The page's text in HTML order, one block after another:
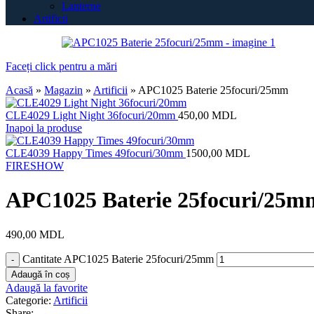
Lanterne
Artificii
Faceți click pentru a mări
Acasă » Magazin » Artificii » APC1025 Baterie 25focuri/25mm
CLE4029 Light Night 36focuri/20mm 450,00 MDL
Inapoi la produse
CLE4039 Happy Times 49focuri/30mm 1500,00 MDL
FIRESHOW
APC1025 Baterie 25focuri/
490,00 MDL
Cantitate APC1025 Baterie 25focuri/25mm
Adaugă în coș
Adaugă la favorite
Categorie: Artificii